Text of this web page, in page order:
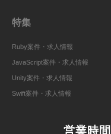
特集
Ruby案件・求人情報
JavaScript案件・求人情報
Unity案件・求人情報
Swift案件・求人情報
営業時間